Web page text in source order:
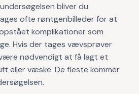
bliver du
ofte røntgenbilleder for at
komplikationer som
Hvis der tages vævsprøver
nødvendigt at få lagt et
eller væske. De fleste kommer